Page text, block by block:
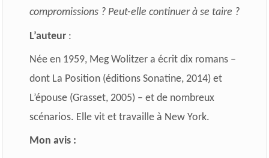
compromissions ? Peut-elle continuer à se taire ?
L’auteur:
Née en 1959, Meg Wolitzer a écrit dix romans –
dont La Position (éditions Sonatine, 2014) et
L’épouse (Grasset, 2005) – et de nombreux
scénarios. Elle vit et travaille à New York.
Mon avis :